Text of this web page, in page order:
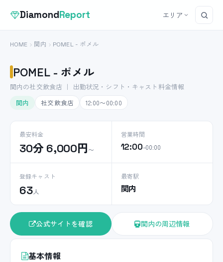
DiamondReport エリア
HOME 関内 POMEL - ポメル
POMEL - ポメル
関内の社交飲食店 ｜ 出勤状況・シフト・キャスト料金情報
関内
社交飲食店 12:00〜00:00
最安料金
30分 6,000円〜
営業時間
12:00–00:00
登録キャスト
63人
最寄駅
関内
公式サイトを確認 関内の周辺情報
基本情報